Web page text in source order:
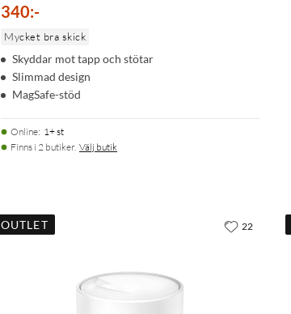
340:-
Mycket bra skick
Skyddar mot tapp och stötar
Slimmad design
MagSafe-stöd
Online: 1+ st
Finns i 2 butiker. Välj butik
OUTLET 22